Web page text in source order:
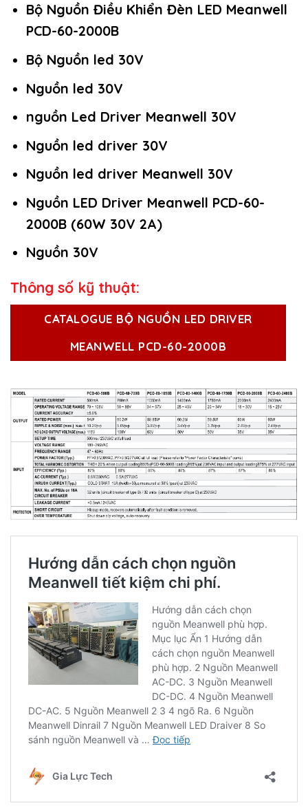
Bộ Nguồn Điều Khiển Đèn LED Meanwell
PCD-60-2000B
Bộ Nguồn led 30V
Nguồn led 30V
nguồn Led Driver Meanwell 30V
Nguồn led driver 30V
Nguồn led driver Meanwell 30V
Nguồn LED Driver Meanwell PCD-60-
2000B (60W 30V 2A)
Nguồn 30V
Thông số kỹ thuật:
CATALOGUE BỘ NGUỒN LED DRIVER
MEANWELL PCD-60-2000B